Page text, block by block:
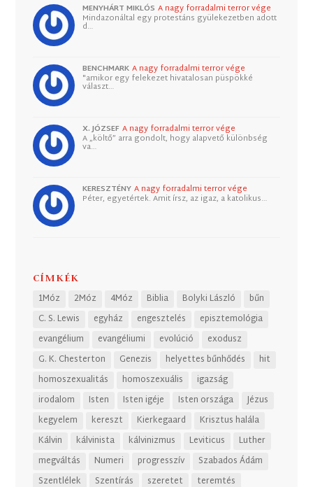
MENYHÁRT MIKLÓS A nagy forradalmi terror vége
Mindazonáltal egy protestáns gyülekezetben adott
d…
BENCHMARK A nagy forradalmi terror vége
"amikor egy felekezet hivatalosan püspökké
választ…
X. JÓZSEF A nagy forradalmi terror vége
A „költő” arra gondolt, hogy alapvető különbség
va…
KERESZTÉNY A nagy forradalmi terror vége
Péter, egyetértek. Amit írsz, az igaz, a katolikus…
CÍMKÉK
1Móz 2Móz 4Móz Biblia Bolyki László
bűn
C. S. Lewis
egyház engesztelés
episztemológia
evangélium
evangéliumi evolúció
exodusz
G. K. Chesterton
Genezis helyettes bűnhődés
hit
homoszexualitás
homoszexuális
igazság
irodalom
Isten Isten igéje Isten országa
Jézus
kegyelem
kereszt Kierkegaard
Krisztus halála
Kálvin
kálvinista kálvinizmus Leviticus
Luther
megváltás
Numeri progresszív
Szabados Ádám
Szentlélek
Szentírás szeretet teremtés